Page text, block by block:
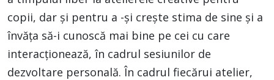
copii, dar şi pentru a -şi creşte stima de sine şi a
învăţa să-i cunoscă mai bine pe cei cu care
interacţionează, în cadrul sesiunilor de
dezvoltare personală. În cadrul fiecărui atelier,